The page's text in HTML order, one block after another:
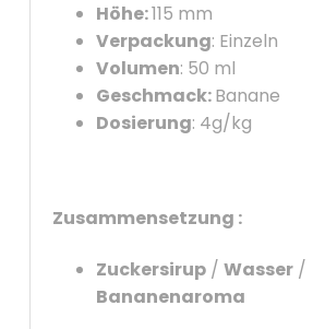
Höhe:115 mm
Verpackung: Einzeln
Volumen: 50 ml
Geschmack:Banane
Dosierung: 4g/kg
Zusammensetzung :
Zuckersirup/ Wasser/
Bananenaroma